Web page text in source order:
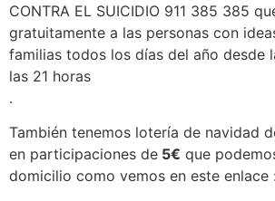
CONTRA EL SUICIDIO 911 385 385
gratuitamente a las personas con
familias todos los días del año desde
las 21 horas
.
También tenemos lotería de navidad
en participaciones de 5€ que
domicilio como vemos en este enlace :